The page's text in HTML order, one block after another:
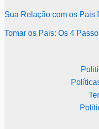
Sua Relação com os Pais
Tomar os Pais: Os 4